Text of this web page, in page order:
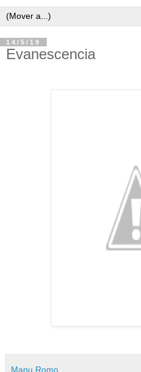
14/5/19
Evanescencia
Manu Romo